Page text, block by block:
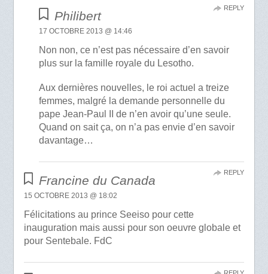
Philibert
17 OCTOBRE 2013 @ 14:46
Non non, ce n’est pas nécessaire d’en savoir
plus sur la famille royale du Lesotho.
Aux dernières nouvelles, le roi actuel a treize
femmes, malgré la demande personnelle du
pape Jean-Paul II de n’en avoir qu’une seule.
Quand on sait ça, on n’a pas envie d’en savoir
davantage…
REPLY
Francine du Canada
15 OCTOBRE 2013 @ 18:02
Félicitations au prince Seeiso pour cette
inauguration mais aussi pour son oeuvre globale et
pour Sentebale. FdC
REPLY